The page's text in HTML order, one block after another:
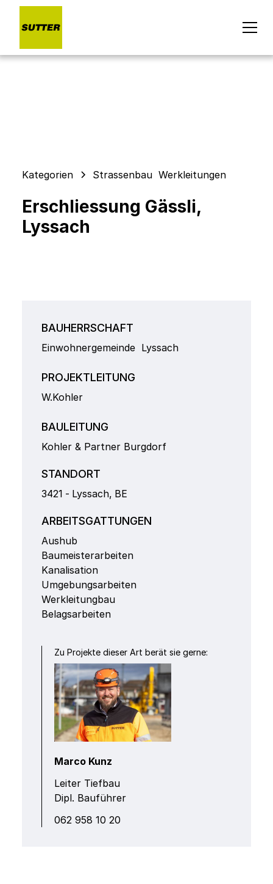
Kategorien Strassenbau Werkleitungen
Erschliessung Gässli,
Lyssach
BAUHERRSCHAFT
Einwohnergemeinde Lyssach
PROJEKTLEITUNG
W.Kohler
BAULEITUNG
Kohler & Partner Burgdorf
STANDORT
3421 - Lyssach, BE
ARBEITSGATTUNGEN
Aushub
Baumeisterarbeiten
Kanalisation
Umgebungsarbeiten
Werkleitungbau
Belagsarbeiten
Zu Projekte dieser Art berät sie gerne:
Marco Kunz
Leiter Tiefbau
Dipl. Bauführer
‭062 958 10 20‬